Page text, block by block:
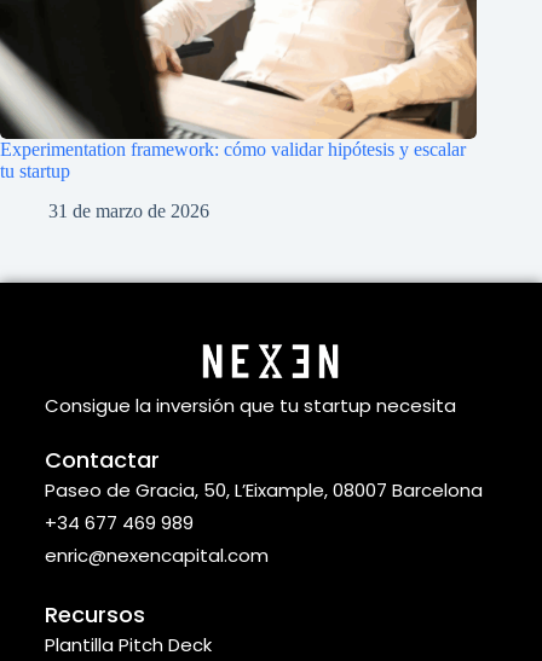
Experimentation framework: cómo validar hipótesis y escalar
tu startup
31 de marzo de 2026
Consigue la inversión que tu startup necesita
Contactar
Paseo de Gracia, 50, L’Eixample, 08007 Barcelona
+34 677 469 989
enric@nexencapital.com
Recursos
Plantilla Pitch Deck